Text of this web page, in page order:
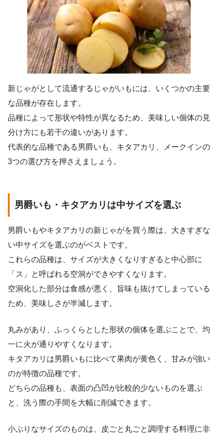
新じゃがとして流通するじゃがいもには、いくつかの主要
な品種が存在します。
品種によって形状や特性が異なるため、美味しい個体の見
分け方にも若干の違いがあります。
代表的な品種である男爵いも、キタアカリ、メークインの
3つの選び方を押さえましょう。
男爵いも・キタアカリは中サイズを選ぶ
男爵いもやキタアカリの新じゃがを買う際は、大きすぎな
い中サイズを選ぶのがベストです。
これらの品種は、サイズが大きくなりすぎると中心部に
「ス」と呼ばれる空洞ができやすくなります。
空洞化した部分は食感が悪く、旨味も抜けてしまっている
ため、美味しさが半減します。
丸みがあり、ふっくらとした形状の個体を選ぶことで、均
一に火が通りやすくなります。
キタアカリは男爵いもに比べて果肉が黄色く、甘みが強い
のが特徴の品種です。
どちらの品種も、表面の凸凹が比較的少ないものを選ぶ
と、洗う際の手間を大幅に削減できます。
小ぶりなサイズのものは、皮ごと丸ごと調理する料理に非